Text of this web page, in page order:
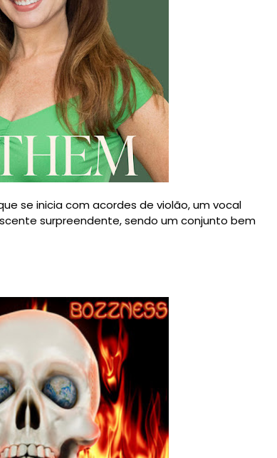
se inicia com acordes de violão, um vocal
surpreendente, sendo um conjunto bem